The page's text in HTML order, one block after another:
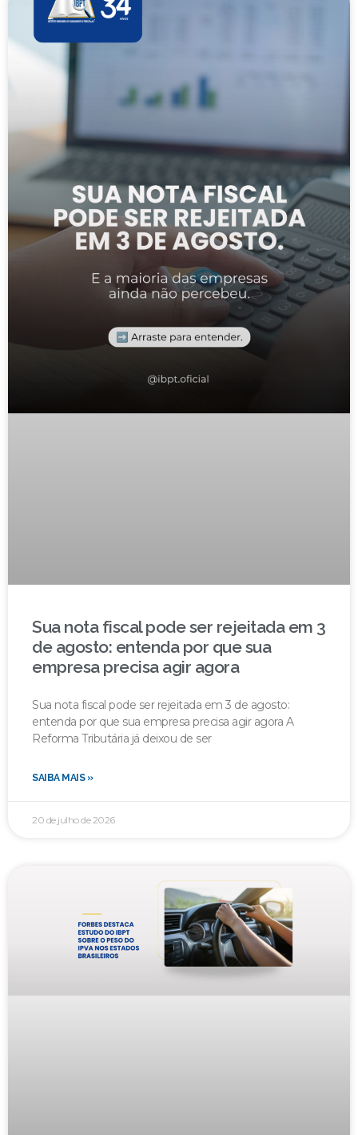
Sua nota fiscal pode ser rejeitada em 3
de agosto: entenda por que sua
empresa precisa agir agora
Sua nota fiscal pode ser rejeitada em 3 de agosto:
entenda por que sua empresa precisa agir agora A
Reforma Tributária já deixou de ser
SAIBA MAIS »
20 de julho de 2026